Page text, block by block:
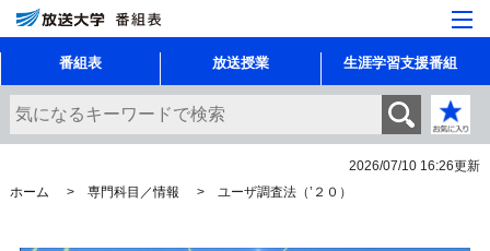
番組表 放送授業 生涯学習支援番組
2026/07/10 16:26更新
ホーム
専門科目／情報 ユーザ調査法（’２０）